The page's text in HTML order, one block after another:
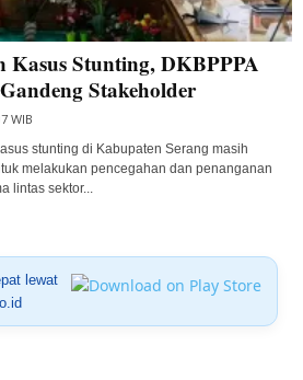
Kasus Stunting, DKBPPPA
Stakeholder
WIB
stunting di Kabupaten Serang masih
melakukan pencegahan dan penanganan
lintas sektor...
lewat